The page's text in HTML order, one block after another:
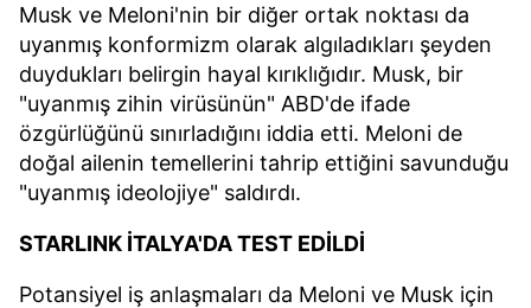
Musk ve Meloni'nin bir diğer ortak noktası da
uyanmış konformizm olarak algıladıkları şeyden
duydukları belirgin hayal kırıklığıdır. Musk, bir
"uyanmış zihin virüsünün" ABD'de ifade
özgürlüğünü sınırladığını iddia etti. Meloni de
doğal ailenin temellerini tahrip ettiğini savunduğu
"uyanmış ideolojiye" saldırdı.
STARLINK İTALYA'DA TEST EDİLDİ
Potansiyel iş anlaşmaları da Meloni ve Musk için